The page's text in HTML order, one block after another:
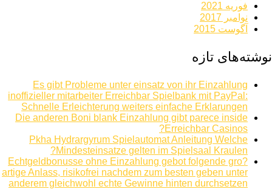
فوریه 2021
نوامبر 2017
آگوست 2015
نوشته‌های تازه
Es gibt Probleme unter einsatz von ihr Einzahlung
inoffizieller mitarbeiter Erreichbar Spielbank mit PayPal:
Schnelle Erleichterung weiters einfache Erklarungen
Die anderen Boni blank Einzahlung gibt parece inside
Erreichbar Casinos?
Pkha Hydrargyrum Spielautomat Anleitung Welche
Mindesteinsatze gelten im Spielsaal Kraulen?
Echtgeldbonusse ohne Einzahlung gebot folgende gro?
artige Anlass, risikofrei nachdem zum besten geben unter
anderem gleichwohl echte Gewinne hinten durchsetzen